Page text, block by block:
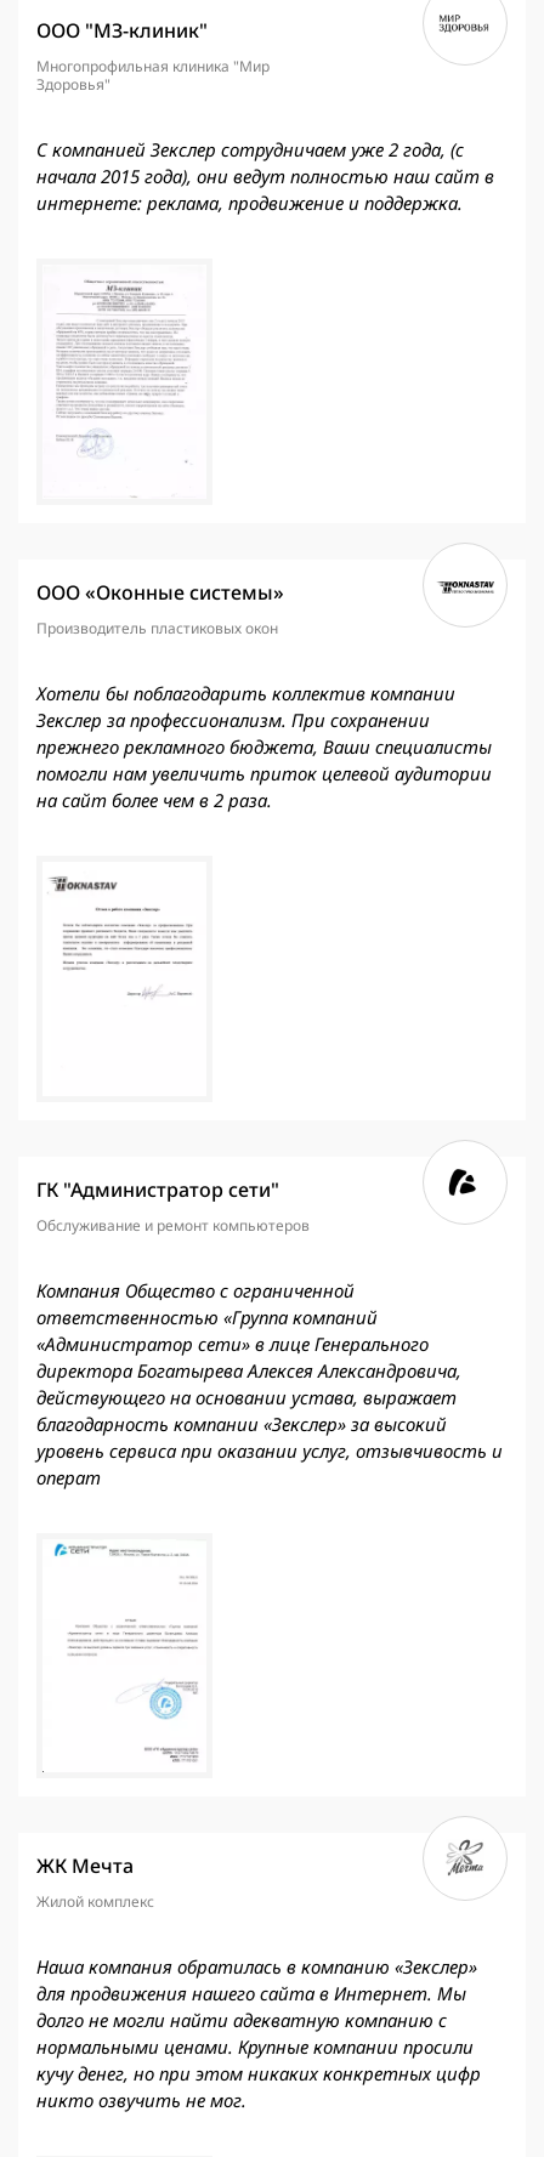
ООО "МЗ-клиник"
Многопрофильная клиника "Мир
Здоровья"
С компанией Зекслер сотрудничаем уже 2 года, (с
начала 2015 года), они ведут полностью наш сайт в
интернете: реклама, продвижение и поддержка.
ООО «Оконные системы»
Производитель пластиковых окон
Хотели бы поблагодарить коллектив компании
Зекслер за профессионализм. При сохранении
прежнего рекламного бюджета, Ваши специалисты
помогли нам увеличить приток целевой аудитории
на сайт более чем в 2 раза.
ГК "Администратор сети"
Обслуживание и ремонт компьютеров
Компания Общество с ограниченной
ответственностью «Группа компаний
«Администратор сети» в лице Генерального
директора Богатырева Алексея Александровича,
действующего на основании устава, выражает
благодарность компании «Зекслер» за высокий
уровень сервиса при оказании услуг, отзывчивость и
операт
ЖК Мечта
Жилой комплекс
Наша компания обратилась в компанию «Зекслер»
для продвижения нашего сайта в Интернет. Мы
долго не могли найти адекватную компанию с
нормальными ценами. Крупные компании просили
кучу денег, но при этом никаких конкретных цифр
никто озвучить не мог.